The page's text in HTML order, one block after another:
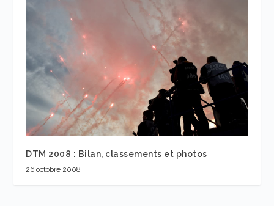
DTM 2008 : Bilan, classements et photos
26 octobre 2008